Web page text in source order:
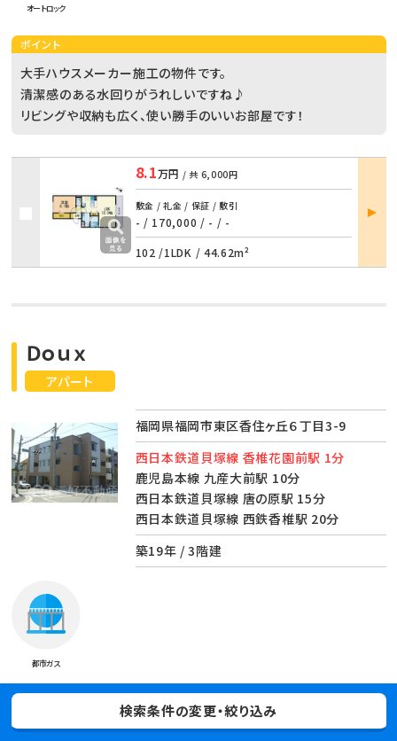
オートロック
ポイント
大手ハウスメーカー施工の物件です。
清潔感のある水回りがうれしいですね♪
リビングや収納も広く、使い勝手のいいお部屋です！
8.1万円 / 共 6,000円
敷金 / 礼金 / 保証 / 敷引
- / 170,000 / - / -
102 /1LDK / 44.62m²
部屋
詳細
アパート
Ｄｏｕｘ
福岡県福岡市東区香住ヶ丘６丁目3-9
西日本鉄道貝塚線 香椎花園前駅 1分
鹿児島本線 九産大前駅 10分
西日本鉄道貝塚線 唐の原駅 15分
西日本鉄道貝塚線 西鉄香椎駅 20分
築19年 / 3階建
都市ガス
西鉄貝塚線の香椎花園前駅から徒歩1分という、毎日の通勤通
検索条件の変更・絞り込み